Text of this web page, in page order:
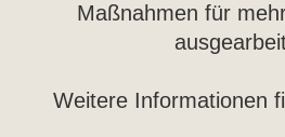
Maßnahmen für
Weitere Informationen